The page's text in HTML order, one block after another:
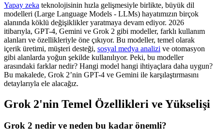
Yapay zeka teknolojisinin hızla gelişmesiyle birlikte, büyük dil
modelleri (Large Language Models - LLMs) hayatımızın birçok
alanında köklü değişiklikler yaratmaya devam ediyor. 2026
itibarıyla, GPT-4, Gemini ve Grok 2 gibi modeller, farklı kullanım
alanları ve özellikleriyle öne çıkıyor. Bu modeller, temel olarak
içerik üretimi, müşteri desteği, sosyal medya analizi ve otomasyon
gibi alanlarda yoğun şekilde kullanılıyor. Peki, bu modeller
arasındaki farklar nedir? Hangi model hangi ihtiyaçlara daha uygun?
Bu makalede, Grok 2’nin GPT-4 ve Gemini ile karşılaştırmasını
detaylarıyla ele alacağız.
Grok 2'nin Temel Özellikleri ve Yükselişi
Grok 2 nedir ve neden bu kadar önemli?